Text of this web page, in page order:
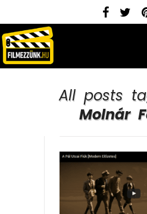
All posts
Molnár